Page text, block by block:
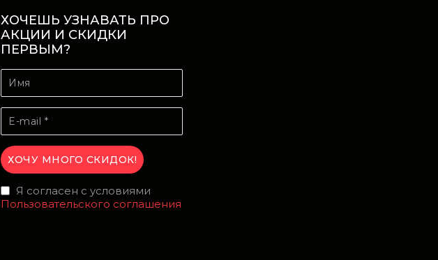
ХОЧЕШЬ УЗНАВАТЬ ПРО
АКЦИИ И СКИДКИ
ПЕРВЫМ?
Я согласен с условиями
Пользовательского соглашения